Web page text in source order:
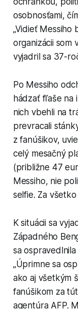
osobnosťami,
„Vidieť Messiho
organizácii som
vyjadril sa 37-
Po Messiho
hádzať fľaše na
nich vbehli na
prevracali
z fanúšikov,
celý mesačný
(približne 47
Messiho, nie
selfie. Za
K situácii sa
Západného
sa
„Úprimne sa
ako aj všetkým
fanúšikom za
agentúra AFP.